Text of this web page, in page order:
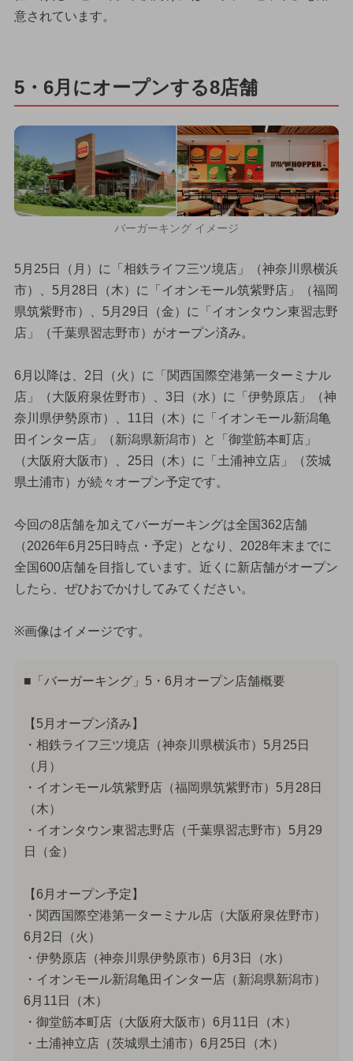
意されています。
5・6月にオープンする8店舗
バーガーキング イメージ
5月25日（月）に「相鉄ライフ三ツ境店」（神奈川県横浜
市）、5月28日（木）に「イオンモール筑紫野店」（福岡
県筑紫野市）、5月29日（金）に「イオンタウン東習志野
店」（千葉県習志野市）がオープン済み。
6月以降は、2日（火）に「関西国際空港第一ターミナル
店」（大阪府泉佐野市）、3日（水）に「伊勢原店」（神
奈川県伊勢原市）、11日（木）に「イオンモール新潟亀
田インター店」（新潟県新潟市）と「御堂筋本町店」
（大阪府大阪市）、25日（木）に「土浦神立店」（茨城
県土浦市）が続々オープン予定です。
今回の8店舗を加えてバーガーキングは全国362店舗
（2026年6月25日時点・予定）となり、2028年末までに
全国600店舗を目指しています。近くに新店舗がオープン
したら、ぜひおでかけしてみてください。
※画像はイメージです。
■「バーガーキング」5・6月オープン店舗概要
【5月オープン済み】
・相鉄ライフ三ツ境店（神奈川県横浜市）5月25日
（月）
・イオンモール筑紫野店（福岡県筑紫野市）5月28日
（木）
・イオンタウン東習志野店（千葉県習志野市）5月29
日（金）
【6月オープン予定】
・関西国際空港第一ターミナル店（大阪府泉佐野市）
6月2日（火）
・伊勢原店（神奈川県伊勢原市）6月3日（水）
・イオンモール新潟亀田インター店（新潟県新潟市）
6月11日（木）
・御堂筋本町店（大阪府大阪市）6月11日（木）
・土浦神立店（茨城県土浦市）6月25日（木）